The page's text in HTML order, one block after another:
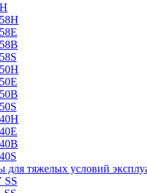
для тяжелых условий
SS